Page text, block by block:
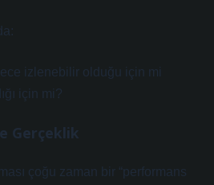
izlenebilir olduğu için mi
için mi?
Gerçeklik
çoğu zaman bir “performans